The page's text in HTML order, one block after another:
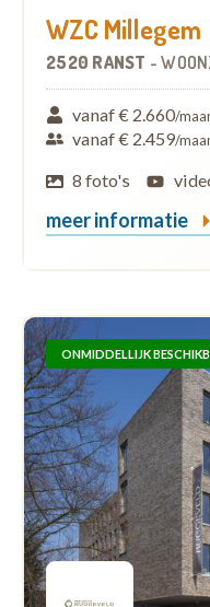
WZC Millegem
2520 RANST -
vanaf € 2.660/
vanaf € 2.459/
8 foto's
meer informatie
ONMIDDELLIJK